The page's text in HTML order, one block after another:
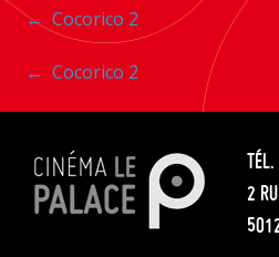
Navigation
entre
les
articles
← Cocorico 2
Navigation
entre
les
articles
← Cocorico 2
2